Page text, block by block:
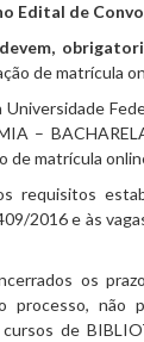
Edital de
devem,
de matrícula
–
de matrícula
2016 e às
os
não
de